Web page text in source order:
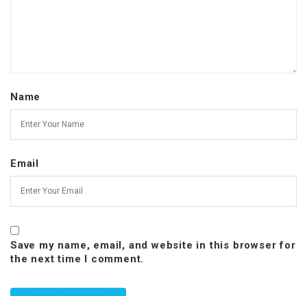
Name
Email
Save my name, email, and website in this browser for
the next time I comment.